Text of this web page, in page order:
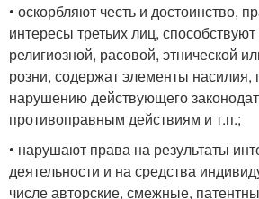
• оскорбляют честь и достоинство,
интересы третьих лиц,
религиозной, расовой, этнической
розни, содержат элементы насилия,
нарушению действующего
противоправным действиям и т.п.;
• нарушают права на результаты
деятельности и на средства
числе авторские, смежные,